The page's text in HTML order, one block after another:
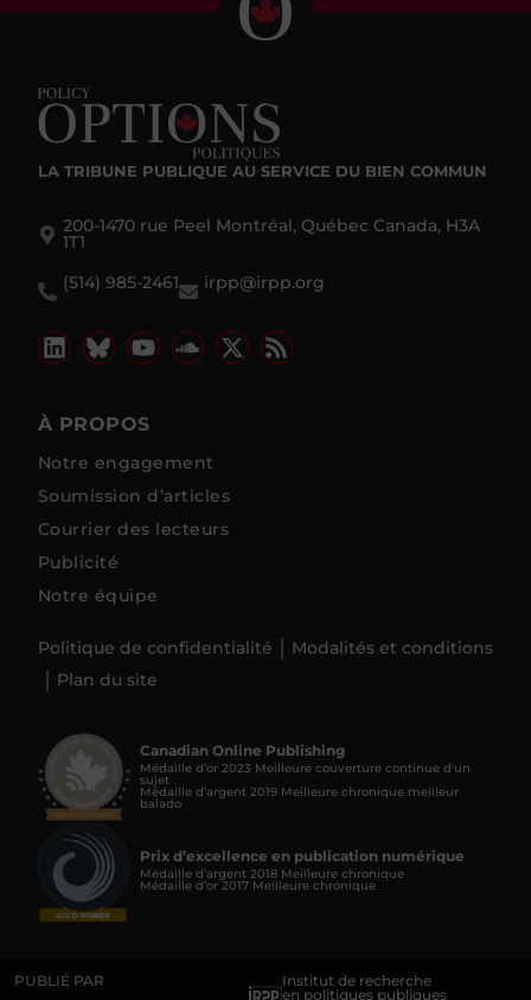
LA TRIBUNE PUBLIQUE AU SERVICE DU BIEN COMMUN
200-1470 rue Peel Montréal, Québec Canada, H3A
1T1
(514) 985-2461
irpp@irpp.org
À PROPOS
Notre engagement
Soumission d’articles
Courrier des lecteurs
Publicité
Notre équipe
Politique de confidentialité
Modalités et conditions
Plan du site
Canadian Online Publishing
Médaille d’or 2023 Meilleure couverture continue d'un
sujet
Médaille d’argent 2019 Meilleure chronique meilleur
balado
Prix d’excellence en publication numérique
Médaille d’argent 2018 Meilleure chronique
Médaille d’or 2017 Meilleure chronique
PUBLIÉ PAR
Institut de recherche
en politiques publiques